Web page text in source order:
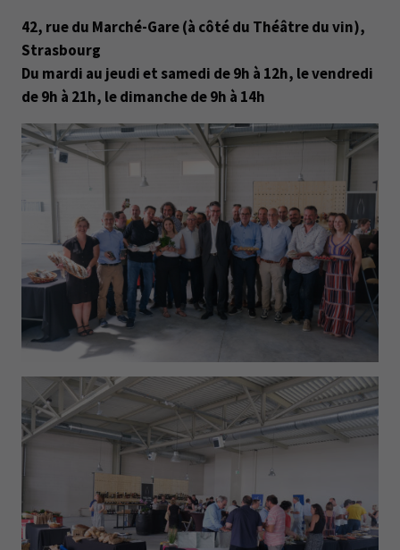
42, rue du Marché-Gare (à côté du Théâtre du vin),
Strasbourg
Du mardi au jeudi et samedi de 9h à 12h, le vendredi
de 9h à 21h, le dimanche de 9h à 14h